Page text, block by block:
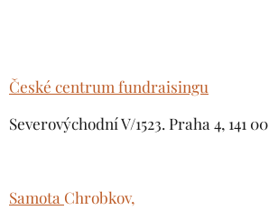
České centrum fundraisingu
Severovýchodní V/1523. Praha 4, 141 00
Samota Chrobkov,